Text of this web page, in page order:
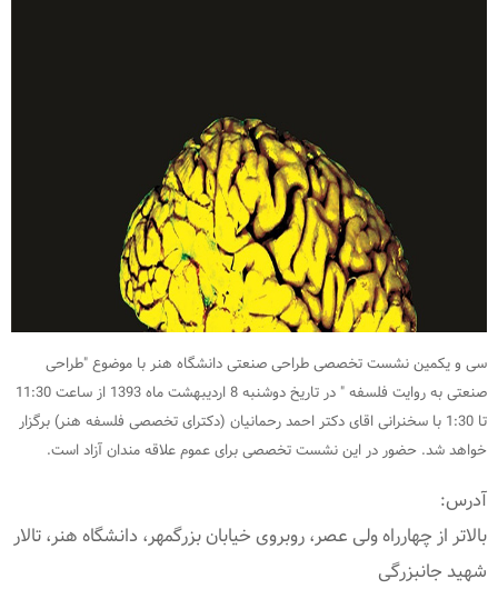
سی و یکمین نشست تخصصی طراحی صنعتی دانشگاه هنر با موضوع "طراحی
صنعتی به روایت فلسفه "
در تاریخ دوشنبه 8 اردیبهشت ماه 1393 از ساعت 11:30
تا 1:30 با سخنرانی اقای دکتر احمد رحمانیان (دکترای تخصصی فلسفه هنر) برگزار
خواهد شد. حضور در این نشست تخصصی برای عموم علاقه مندان آزاد است.
آدرس:
بالاتر از چهارراه ولی عصر، روبروی خیابان بزرگمهر، دانشگاه هنر، تالار
شهید جانبزرگی